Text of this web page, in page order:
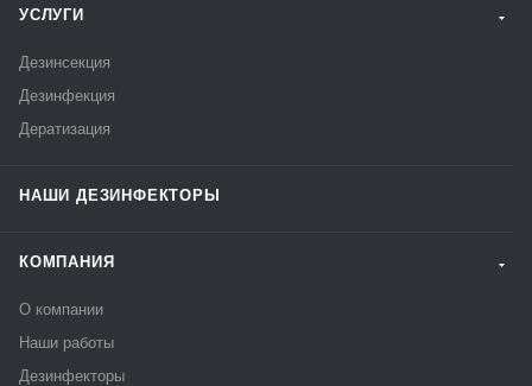
УСЛУГИ
Дезинсекция
Дезинфекция
Дератизация
НАШИ ДЕЗИНФЕКТОРЫ
КОМПАНИЯ
О компании
Наши работы
Дезинфекторы